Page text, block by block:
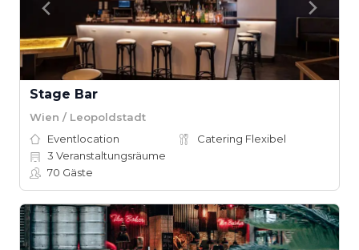
Stage Bar
Wien / Leopoldstadt
Eventlocation
Catering Flexibel
3 Veranstaltungsräume
70 Gäste